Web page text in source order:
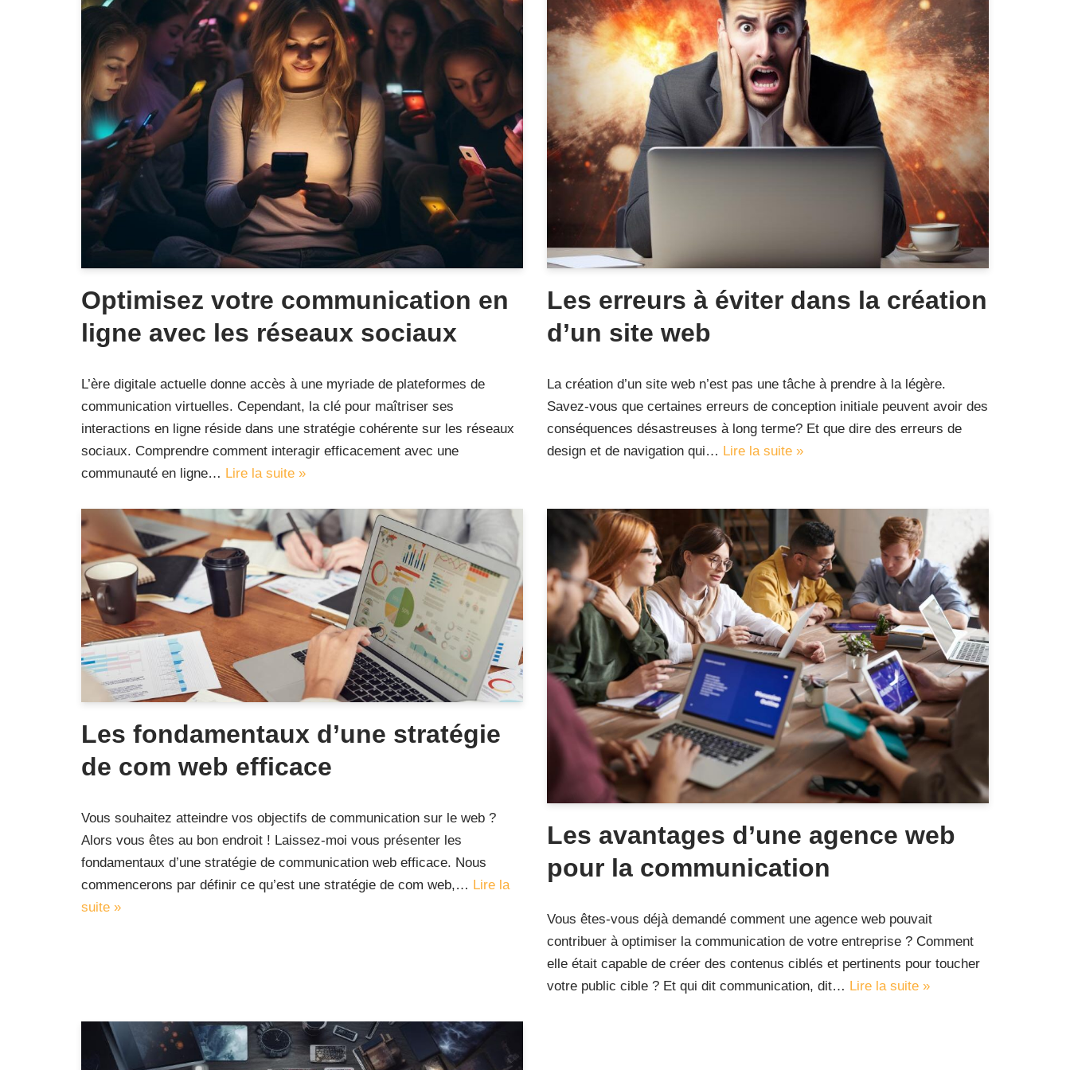
Optimisez votre communication en
ligne avec les réseaux sociaux
L’ère digitale actuelle donne accès à une myriade de plateformes de
communication virtuelles. Cependant, la clé pour maîtriser ses
interactions en ligne réside dans une stratégie cohérente sur les réseaux
sociaux. Comprendre comment interagir efficacement avec une
communauté en ligne… Lire la suite »
Les erreurs à éviter dans la création
d’un site web
La création d’un site web n’est pas une tâche à prendre à la légère.
Savez-vous que certaines erreurs de conception initiale peuvent avoir des
conséquences désastreuses à long terme? Et que dire des erreurs de
design et de navigation qui… Lire la suite »
Les fondamentaux d’une stratégie
de com web efficace
Vous souhaitez atteindre vos objectifs de communication sur le web ?
Alors vous êtes au bon endroit ! Laissez-moi vous présenter les
fondamentaux d’une stratégie de communication web efficace. Nous
commencerons par définir ce qu’est une stratégie de com web,… Lire la
suite »
Les avantages d’une agence web
pour la communication
Vous êtes-vous déjà demandé comment une agence web pouvait
contribuer à optimiser la communication de votre entreprise ? Comment
elle était capable de créer des contenus ciblés et pertinents pour toucher
votre public cible ? Et qui dit communication, dit… Lire la suite »